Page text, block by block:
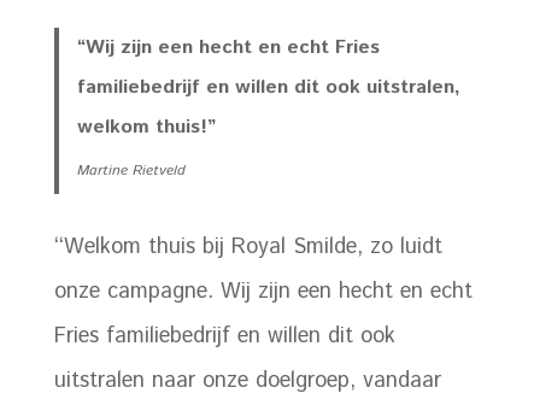
“Wij zijn een hecht en echt Fries
familiebedrijf en willen dit ook uitstralen,
welkom thuis!”
Martine Rietveld
‘‘Welkom thuis bij Royal Smilde, zo luidt
onze campagne. Wij zijn een hecht en echt
Fries familiebedrijf en willen dit ook
uitstralen naar onze doelgroep, vandaar